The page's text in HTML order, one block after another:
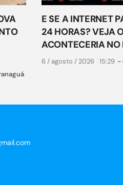
E SE A INTERNET
24 HORAS? VEJA
ACONTECERIA
6 / agosto / 2026 15:29 -